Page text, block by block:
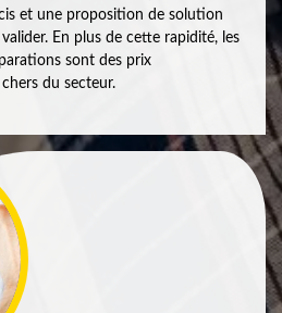
et une proposition de solution
En plus de cette rapidité, les
sont des prix
du secteur.